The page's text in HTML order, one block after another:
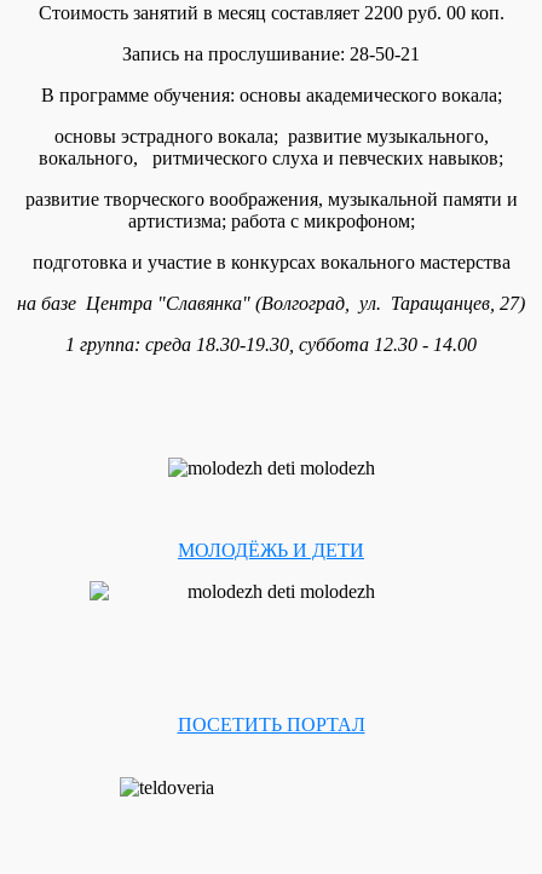
Стоимость занятий в месяц составляет 2200 руб. 00 коп.
Запись на прослушивание: 28-50-21
В программе обучения: основы академического вокала;
основы эстрадного вокала; развитие музыкального,
вокального, ритмического слуха и певческих навыков;
развитие творческого воображения, музыкальной памяти и
артистизма; работа с микрофоном;
подготовка и участие в конкурсах вокального мастерства
на базе Центра "Славянка" (Волгоград, ул. Таращанцев, 27)
1 группа: среда 18.30-19.30, суббота 12.30 - 14.00
МОЛОДЁЖЬ И ДЕТИ
ПОСЕТИТЬ ПОРТАЛ